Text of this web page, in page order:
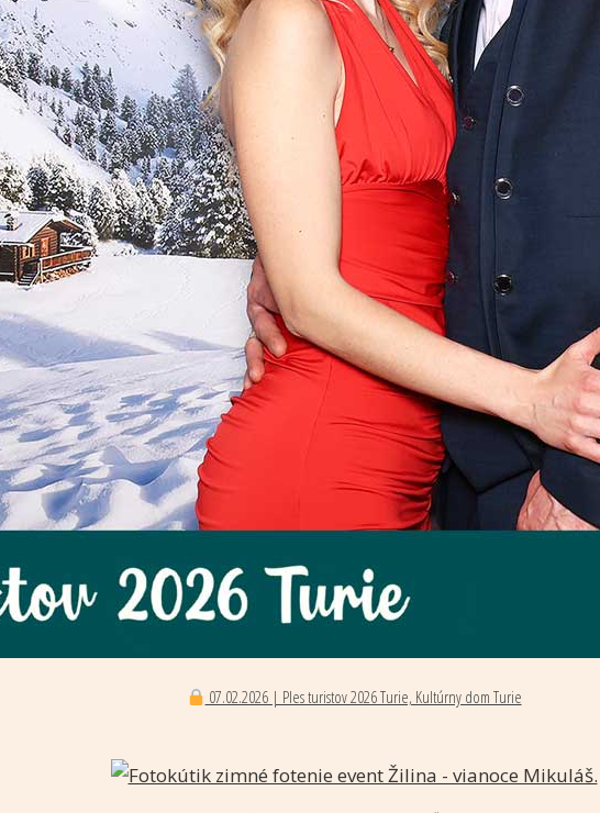
07.02.2026 | Ples turistov 2026 Turie, Kultúrny dom Turie